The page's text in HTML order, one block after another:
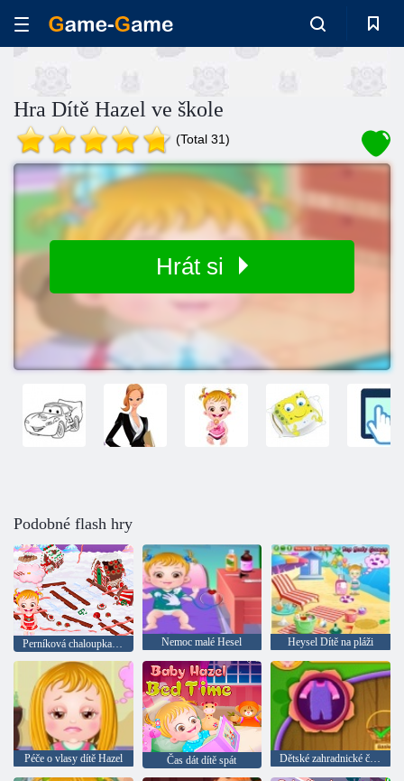
Hra Dítě Hazel ve škole
(Total 31)
Hrát si
Podobné flash hry
Perníková chaloupka dítě Hazel Nemoc malé Hesel Heysel Dítě na pláži
Péče o vlasy dítě Hazel Čas dát dítě spát Dětské zahradnické čas.